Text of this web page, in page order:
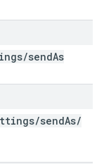
/sendAs
/sendAs/